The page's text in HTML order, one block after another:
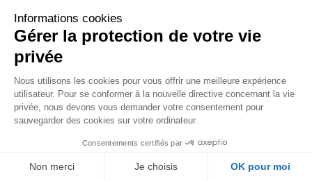
caractère personnel qui nous permettront de
communiquer avec vous à propos de ces fonctions et de
• Autres utilisations des informations
ce site à des fins internes comme à des fins